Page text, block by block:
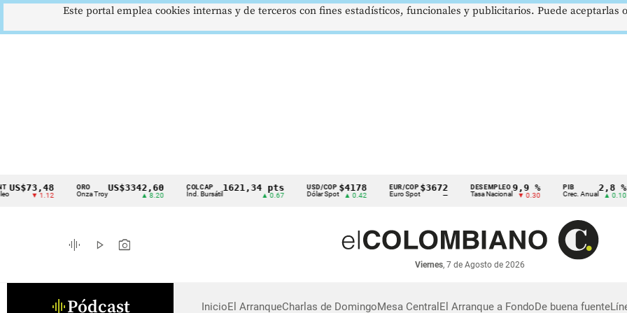
Cintillo
indicadores
económicos
▼ 1.12
ORO
Onza Troy
US$3342,60
▲ 8.20
COLCAP
Índ. Bursátil
1621,34 pts
▲ 0.67
USD/COP
Dólar Spot
$4178
▲ 0.42
EUR/COP
Euro Spot
$3672 DESEMPLEO
Tasa Nacional
9,9 %
▼ 0.30 Crec. Anual
2,8 %
▲ 0.10
graphic_eq play_arrow photo_camera
Viernes, 7 de Agosto de 2026
graphic_eqPódcast InicioEl ArranqueCharlas de DomingoMesa Central El Arranque a FondoDe buena fuente
Este portal emplea cookies internas y de terceros con fines estadísticos, funcionales y publicitarios. Puede aceptarlas